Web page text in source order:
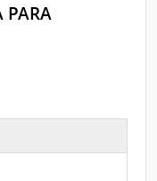
PARA